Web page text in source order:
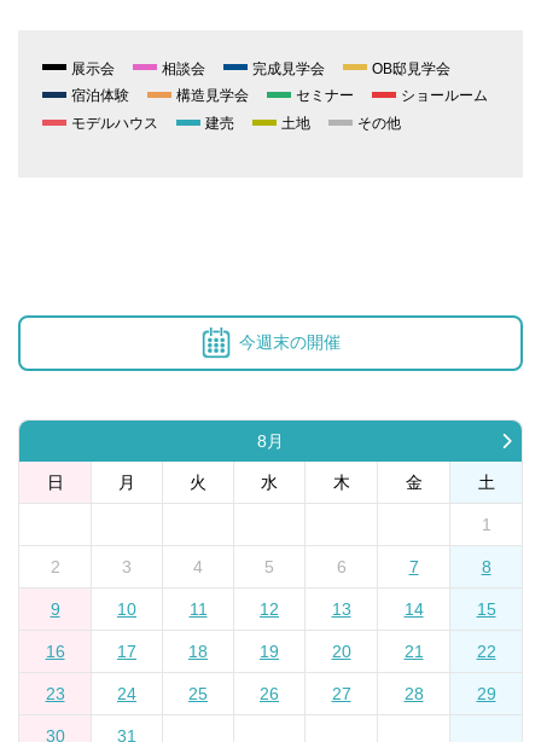
展示会 相談会 完成見学会
OB邸見学会
宿泊体験
構造見学会 セミナー
ショールーム
モデルハウス
建売 土地 その他
今週末の開催
8月
日 月 火 水 木 金 土
1
2 3 4 5 6 7 8
9 10 11 12 13 14 15
16 17 18 19 20 21 22
23 24 25 26 27 28 29
30 31